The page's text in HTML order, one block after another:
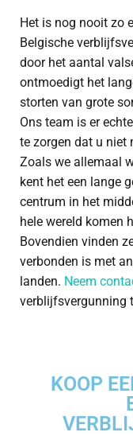
Het is nog nooit zo
Belgische
door het aantal
ontmoedigt het
storten van grote
Ons team is er
te zorgen dat u niet
Zoals we allemaal
kent het een lange
centrum in het
hele wereld komen
Bovendien vinden
verbonden is met
landen. Neem
verblijfsvergunning
KOOP